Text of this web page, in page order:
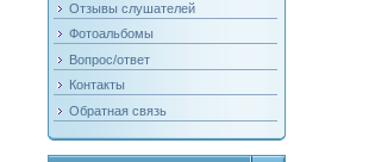
Отзывы слушателей
Фотоальбомы
Вопрос/ответ
Контакты
Обратная связь